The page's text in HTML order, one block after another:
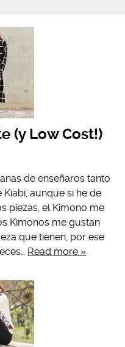
(y Low Cost!)
de enseñaros tanto
aunque si he de
piezas, el Kimono me
Kimonos me gustan
que tienen, por ese
Read more »